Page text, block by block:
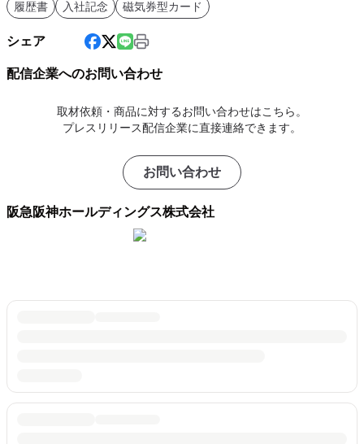
履歴書 入社記念 磁気券型カード
シェア
配信企業へのお問い合わせ
取材依頼・商品に対するお問い合わせはこちら。
プレスリリース配信企業に直接連絡できます。
お問い合わせ
阪急阪神ホールディングス株式会社